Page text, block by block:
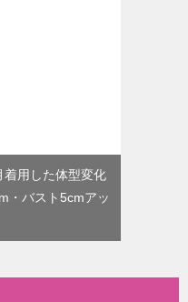
着用した体型変化
・バスト5cmアッ